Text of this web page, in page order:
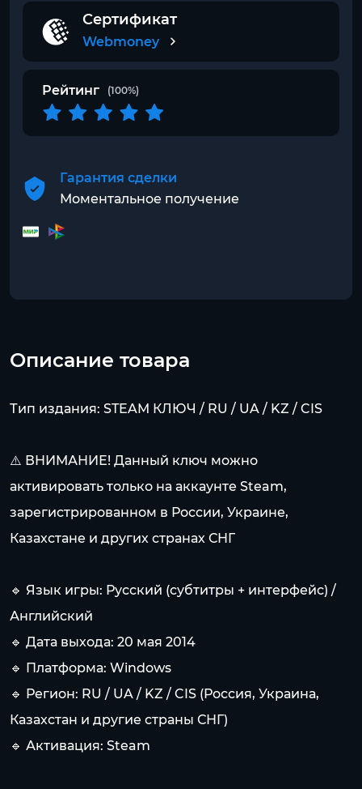
Сертификат
Webmoney
Рейтинг (100%)
Гарантия сделки
Моментальное получение
Описание товара
Тип издания: STEAM КЛЮЧ / RU / UA / KZ / CIS
⚠️ ВНИМАНИЕ! Данный ключ можно
активировать только на аккаунте Steam,
зарегистрированном в России, Украине,
Казахстане и других странах СНГ
🔹 Язык игры: Русский (субтитры + интерфейс) /
Английский
🔹 Дата выхода: 20 мая 2014
🔹 Платформа: Windows
🔹 Регион: RU / UA / KZ / CIS (Россия, Украина,
Казахстан и другие страны СНГ)
🔹 Активация: Steam